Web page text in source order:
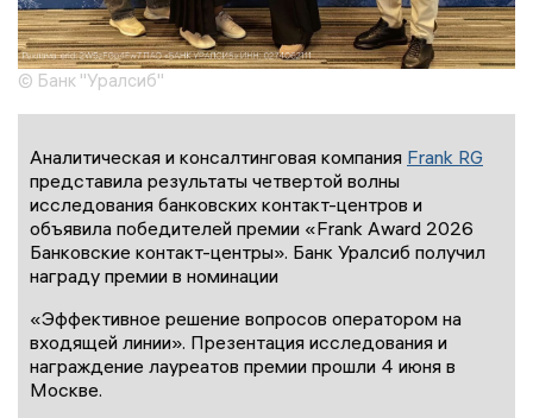
© Банк "Уралсиб"
Аналитическая и консалтинговая компания Frank RG
представила результаты четвертой волны
исследования банковских контакт-центров и
объявила победителей премии «Frank Award 2026
Банковские контакт-центры». Банк Уралсиб получил
награду премии в номинации
«Эффективное решение вопросов оператором на
входящей линии». Презентация исследования и
награждение лауреатов премии прошли 4 июня в
Москве.